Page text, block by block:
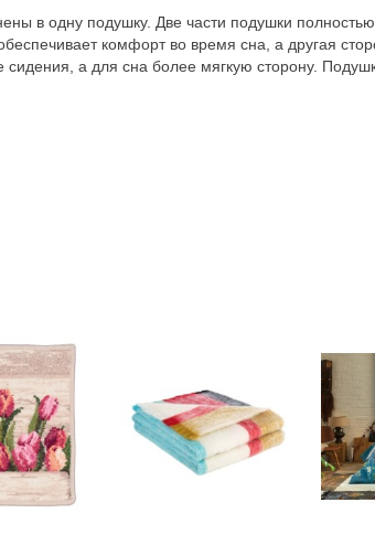
в одну подушку. Две части подушки
комфорт во время сна, а другая
а для сна более мягкую сторону.